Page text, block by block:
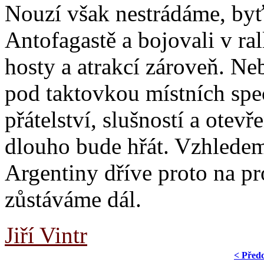
Nouzí však nestrádáme,
Antofagastě a bojovali v
hosty a atrakcí zároveň.
pod taktovkou místních
přátelství, slušností a
dlouho bude hřát.
Argentiny dříve proto na
zůstáváme dál.
Jiří Vintr
<